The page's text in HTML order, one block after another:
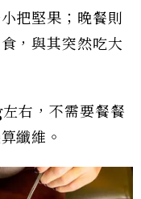
把堅果；晚餐則
，與其突然吃大
右，不需要餐餐
纖維。